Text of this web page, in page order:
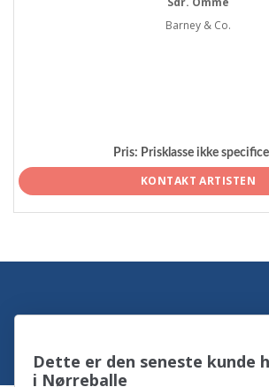
Barney & Co.
Pris: Prisklasse ikke
KONTAKT ARTISTEN
Dette er den seneste kunde
i Nørreballe